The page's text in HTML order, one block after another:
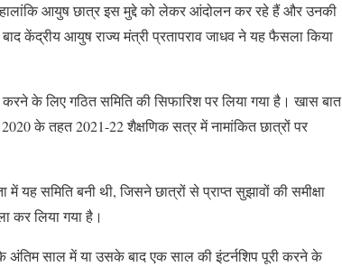
आयुष छात्र इस मुद्दे को लेकर आंदोलन कर रहे हैं और उनकी
केंद्रीय आयुष राज्‍य मंत्री प्रतापराव जाधव ने यह फैसला किया
के लिए गठित समिति की सिफारिश पर लिया गया है। खास बात
के तहत 2021-22 शैक्षणिक सत्र में नामांकित छात्रों पर
यह समिति बनी थी, जिसने छात्रों से प्राप्त सुझावों की समीक्षा
कर लिया गया है।
अंतिम साल में या उसके बाद एक साल की इंटर्नशिप पूरी करने के